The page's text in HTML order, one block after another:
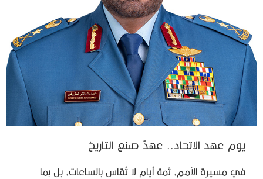
يوم عهد الاتحاد.. عهدٌ صنع التاريخ
في مسيرة الأمم، ثمة أيام لا تُقاس بالساعات، بل بما